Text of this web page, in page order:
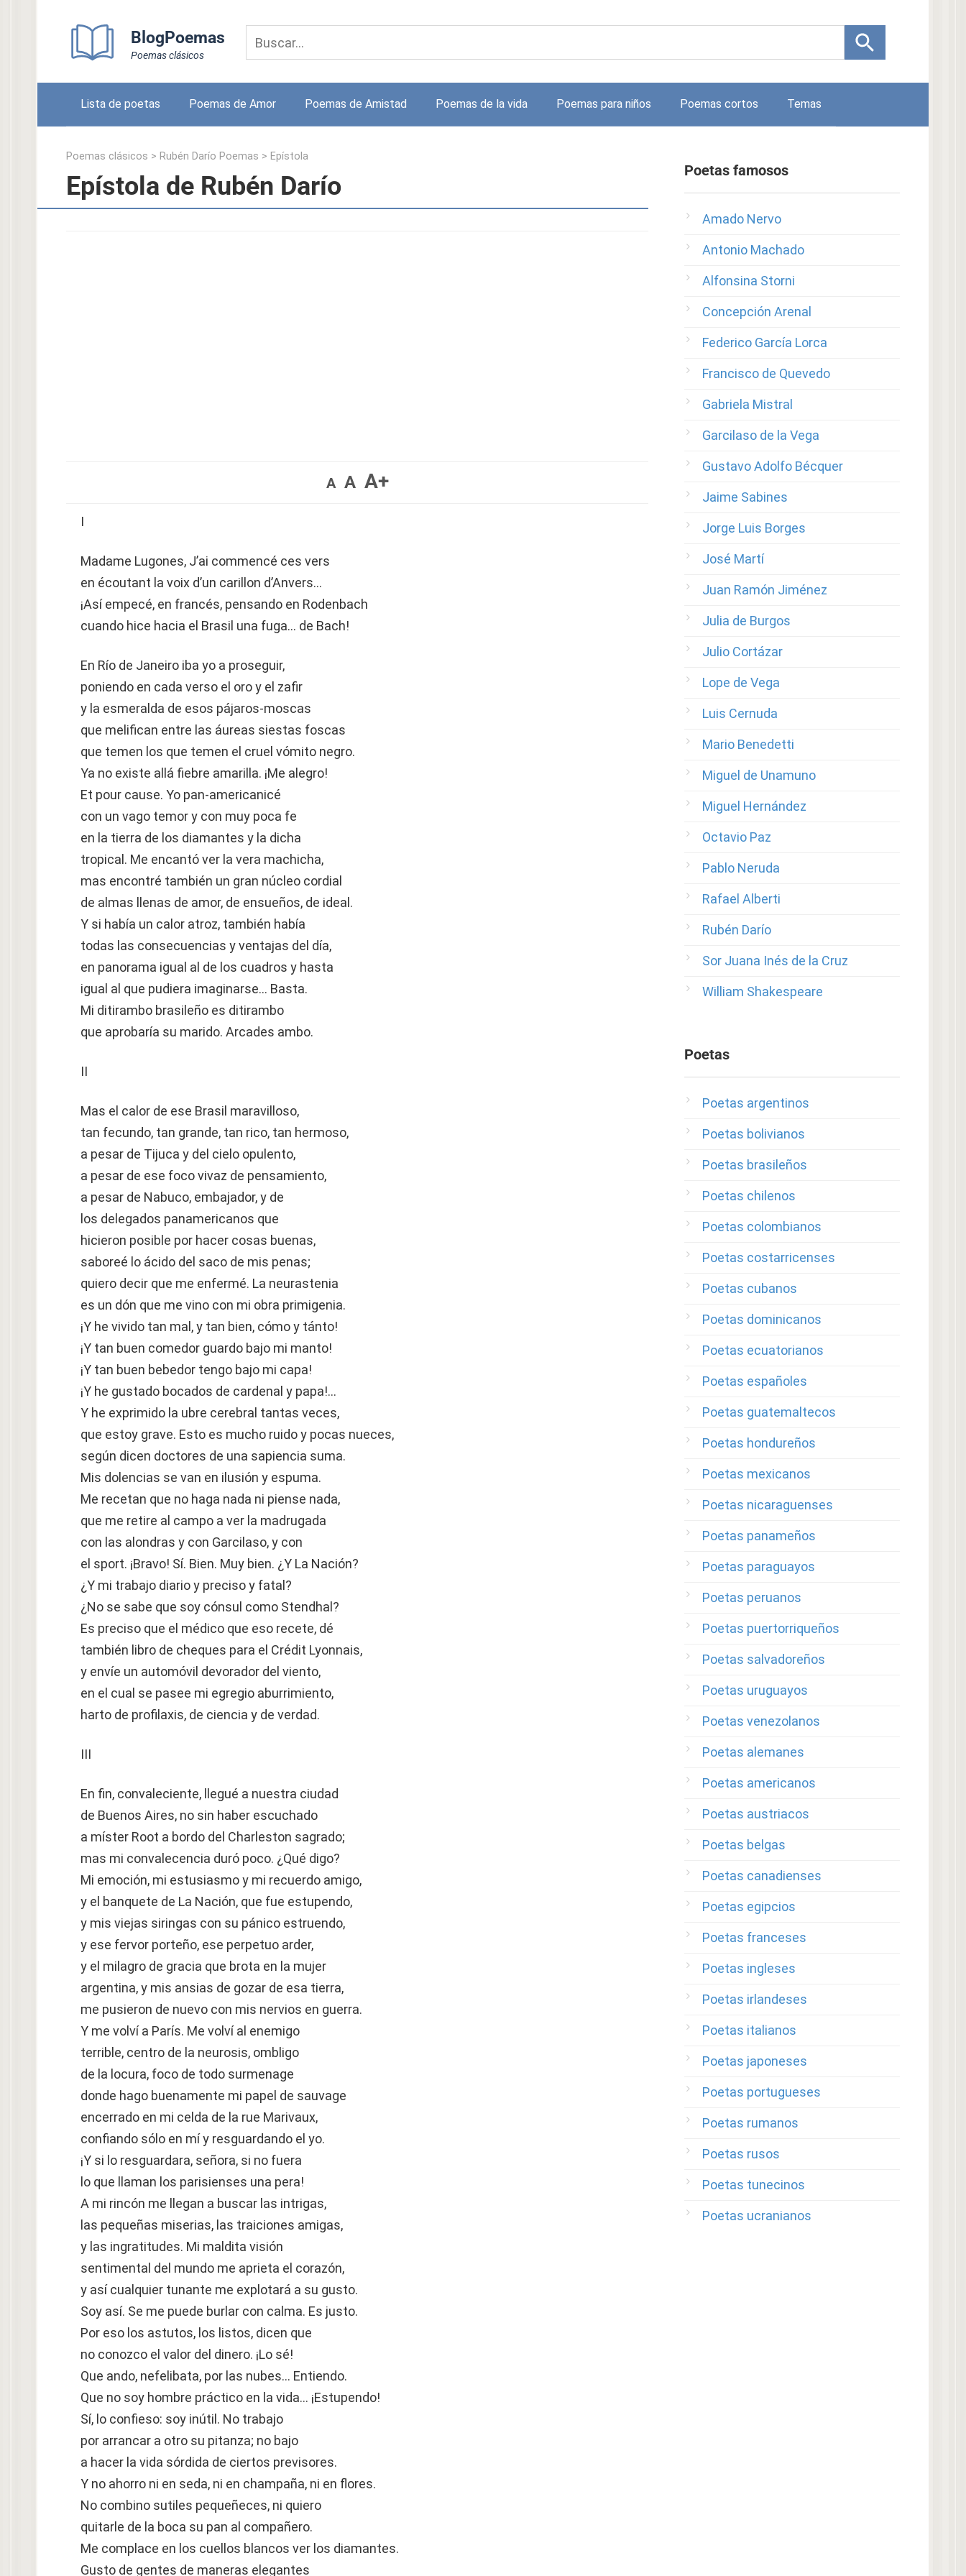
BlogPoemas
Poemas clásicos
Lista de poetas Poemas de Amor Poemas de Amistad Poemas de la vida Poemas para niños Poemas cortos Temas
Poemas clásicos > Rubén Darío Poemas > Epístola
Epístola de Rubén Darío
A A A+
I
Madame Lugones, J’ai commencé ces vers
en écoutant la voix d’un carillon d’Anvers…
¡Así empecé, en francés, pensando en Rodenbach
cuando hice hacia el Brasil una fuga… de Bach!
En Río de Janeiro iba yo a proseguir,
poniendo en cada verso el oro y el zafir
y la esmeralda de esos pájaros-moscas
que melifican entre las áureas siestas foscas
que temen los que temen el cruel vómito negro.
Ya no existe allá fiebre amarilla. ¡Me alegro!
Et pour cause. Yo pan-americanicé
con un vago temor y con muy poca fe
en la tierra de los diamantes y la dicha
tropical. Me encantó ver la vera machicha,
mas encontré también un gran núcleo cordial
de almas llenas de amor, de ensueños, de ideal.
Y si había un calor atroz, también había
todas las consecuencias y ventajas del día,
en panorama igual al de los cuadros y hasta
igual al que pudiera imaginarse… Basta.
Mi ditirambo brasileño es ditirambo
que aprobaría su marido. Arcades ambo.
II
Mas el calor de ese Brasil maravilloso,
tan fecundo, tan grande, tan rico, tan hermoso,
a pesar de Tijuca y del cielo opulento,
a pesar de ese foco vivaz de pensamiento,
a pesar de Nabuco, embajador, y de
los delegados panamericanos que
hicieron posible por hacer cosas buenas,
saboreé lo ácido del saco de mis penas;
quiero decir que me enfermé. La neurastenia
es un dón que me vino con mi obra primigenia.
¡Y he vivido tan mal, y tan bien, cómo y tánto!
¡Y tan buen comedor guardo bajo mi manto!
¡Y tan buen bebedor tengo bajo mi capa!
¡Y he gustado bocados de cardenal y papa!…
Y he exprimido la ubre cerebral tantas veces,
que estoy grave. Esto es mucho ruido y pocas nueces,
según dicen doctores de una sapiencia suma.
Mis dolencias se van en ilusión y espuma.
Me recetan que no haga nada ni piense nada,
que me retire al campo a ver la madrugada
con las alondras y con Garcilaso, y con
el sport. ¡Bravo! Sí. Bien. Muy bien. ¿Y La Nación?
¿Y mi trabajo diario y preciso y fatal?
¿No se sabe que soy cónsul como Stendhal?
Es preciso que el médico que eso recete, dé
también libro de cheques para el Crédit Lyonnais,
y envíe un automóvil devorador del viento,
en el cual se pasee mi egregio aburrimiento,
harto de profilaxis, de ciencia y de verdad.
III
En fin, convaleciente, llegué a nuestra ciudad
de Buenos Aires, no sin haber escuchado
a míster Root a bordo del Charleston sagrado;
mas mi convalecencia duró poco. ¿Qué digo?
Mi emoción, mi estusiasmo y mi recuerdo amigo,
y el banquete de La Nación, que fue estupendo,
y mis viejas siringas con su pánico estruendo,
y ese fervor porteño, ese perpetuo arder,
y el milagro de gracia que brota en la mujer
argentina, y mis ansias de gozar de esa tierra,
me pusieron de nuevo con mis nervios en guerra.
Y me volví a París. Me volví al enemigo
terrible, centro de la neurosis, ombligo
de la locura, foco de todo surmenage
donde hago buenamente mi papel de sauvage
encerrado en mi celda de la rue Marivaux,
confiando sólo en mí y resguardando el yo.
¡Y si lo resguardara, señora, si no fuera
lo que llaman los parisienses una pera!
A mi rincón me llegan a buscar las intrigas,
las pequeñas miserias, las traiciones amigas,
y las ingratitudes. Mi maldita visión
sentimental del mundo me aprieta el corazón,
y así cualquier tunante me explotará a su gusto.
Soy así. Se me puede burlar con calma. Es justo.
Por eso los astutos, los listos, dicen que
no conozco el valor del dinero. ¡Lo sé!
Que ando, nefelibata, por las nubes… Entiendo.
Que no soy hombre práctico en la vida… ¡Estupendo!
Sí, lo confieso: soy inútil. No trabajo
por arrancar a otro su pitanza; no bajo
a hacer la vida sórdida de ciertos previsores.
Y no ahorro ni en seda, ni en champaña, ni en flores.
No combino sutiles pequeñeces, ni quiero
quitarle de la boca su pan al compañero.
Me complace en los cuellos blancos ver los diamantes.
Gusto de gentes de maneras elegantes
Poetas famosos
Amado Nervo
Antonio Machado
Alfonsina Storni
Concepción Arenal
Federico García Lorca
Francisco de Quevedo
Gabriela Mistral
Garcilaso de la Vega
Gustavo Adolfo Bécquer
Jaime Sabines
Jorge Luis Borges
José Martí
Juan Ramón Jiménez
Julia de Burgos
Julio Cortázar
Lope de Vega
Luis Cernuda
Mario Benedetti
Miguel de Unamuno
Miguel Hernández
Octavio Paz
Pablo Neruda
Rafael Alberti
Rubén Darío
Sor Juana Inés de la Cruz
William Shakespeare
Poetas
Poetas argentinos
Poetas bolivianos
Poetas brasileños
Poetas chilenos
Poetas colombianos
Poetas costarricenses
Poetas cubanos
Poetas dominicanos
Poetas ecuatorianos
Poetas españoles
Poetas guatemaltecos
Poetas hondureños
Poetas mexicanos
Poetas nicaraguenses
Poetas panameños
Poetas paraguayos
Poetas peruanos
Poetas puertorriqueños
Poetas salvadoreños
Poetas uruguayos
Poetas venezolanos
Poetas alemanes
Poetas americanos
Poetas austriacos
Poetas belgas
Poetas canadienses
Poetas egipcios
Poetas franceses
Poetas ingleses
Poetas irlandeses
Poetas italianos
Poetas japoneses
Poetas portugueses
Poetas rumanos
Poetas rusos
Poetas tunecinos
Poetas ucranianos